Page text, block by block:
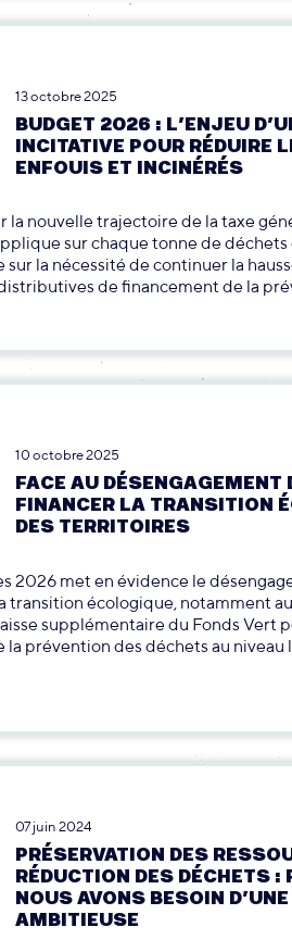
13 octobre 2025
BUDGET 2026 : L’ENJEU
INCITATIVE POUR RÉDUIRE
ENFOUIS ET INCINÉRÉS
nouvelle trajectoire de la taxe
sur chaque tonne de
la nécessité de continuer la
de financement de la
10 octobre 2025
FACE AU DÉSENGAGEMENT
FINANCER LA TRANSITION
DES TERRITOIRES
2026 met en évidence le
transition écologique, notamment
supplémentaire du Fonds Vert
prévention des déchets au niveau
07 juin 2024
PRÉSERVATION DES
RÉDUCTION DES DÉCHETS :
NOUS AVONS BESOIN
AMBITIEUSE